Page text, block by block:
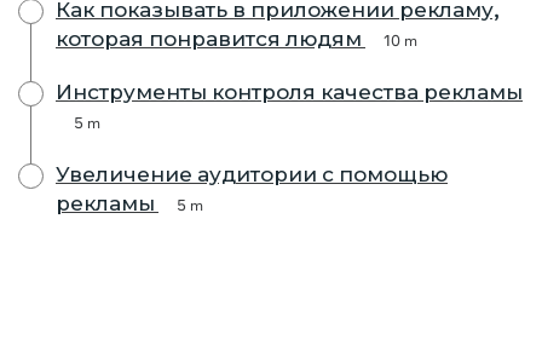
Как показывать в приложении рекламу,
которая понравится людям
10 m
Инструменты контроля качества рекламы
5 m
Увеличение аудитории с помощью
рекламы
5 m